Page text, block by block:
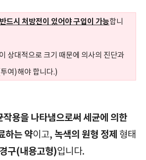
반드시 처방전이 있어야 구입이 가능합니
상대적으로 크기 때문에 의사의 진단과
여)해야 합니다.)
작용을 나타냄으로써 세균에 의한
하는 약이고, 녹색의 원형 정제 형태
경구(내용고형)입니다.